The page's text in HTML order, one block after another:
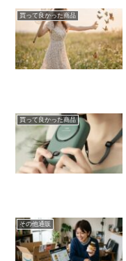
買って良かった商品
買って良かった商品
その他通販